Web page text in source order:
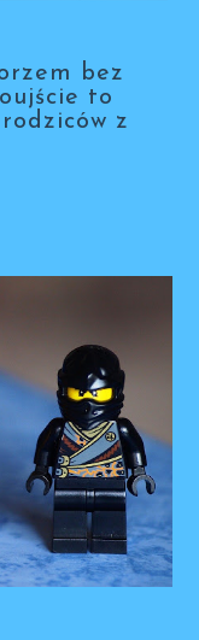
bez
to
z